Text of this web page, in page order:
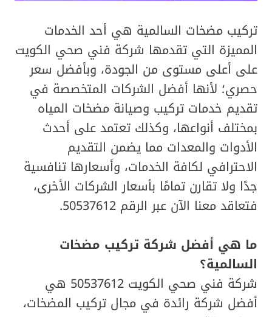
تركيب مضخات السالمية هي أحد الخدمات
المميزة التي تقدمها شركة فني صحي الكويت
على أعلى مستوى من الجودة، وبأفضل سعر
حصري؛ لأنها أفضل الشركات المتخصصة في
تقديم خدمات تركيب وصيانة مضخات المياه
بمختلف أنواعها، وكذلك تعتمد على أحدث
الأدوات والمعدات مما يضمن التقديم
الاحترافي لكافة الخدمات، وأسعارها تنافسية
جدًا ولا تقارن تمامًا بأسعار الشركات الأخرى،
فتعاقد معنا الآن عبر الرقم 50537612.
ما هي أفضل شركة تركيب مضخات
السالمية؟
شركة فني صحي الكويت 50537612 هي
أفضل شركة رائدة في مجال تركيب المضخات،